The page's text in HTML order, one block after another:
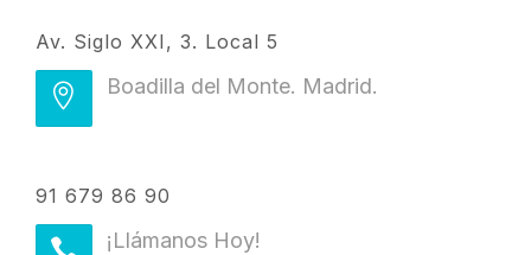
Av. Siglo XXI, 3. Local 5
Boadilla del Monte. Madrid.
91 679 86 90
¡Llámanos Hoy!